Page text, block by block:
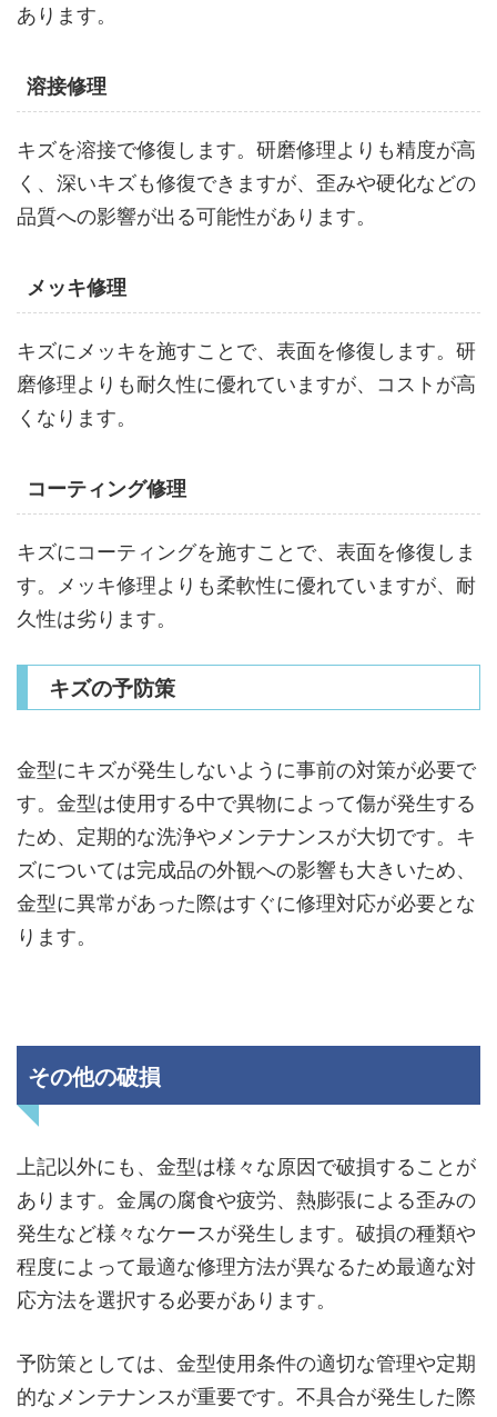
あります。
溶接修理
キズを溶接で修復します。研磨修理よりも精度が高
く、深いキズも修復できますが、歪みや硬化などの
品質への影響が出る可能性があります。
メッキ修理
キズにメッキを施すことで、表面を修復します。研
磨修理よりも耐久性に優れていますが、コストが高
くなります。
コーティング修理
キズにコーティングを施すことで、表面を修復しま
す。メッキ修理よりも柔軟性に優れていますが、耐
久性は劣ります。
キズの予防策
金型にキズが発生しないように事前の対策が必要で
す。金型は使用する中で異物によって傷が発生する
ため、定期的な洗浄やメンテナンスが大切です。キ
ズについては完成品の外観への影響も大きいため、
金型に異常があった際はすぐに修理対応が必要とな
ります。
その他の破損
上記以外にも、金型は様々な原因で破損することが
あります。金属の腐食や疲労、熱膨張による歪みの
発生など様々なケースが発生します。破損の種類や
程度によって最適な修理方法が異なるため最適な対
応方法を選択する必要があります。
予防策としては、金型使用条件の適切な管理や定期
的なメンテナンスが重要です。不具合が発生した際